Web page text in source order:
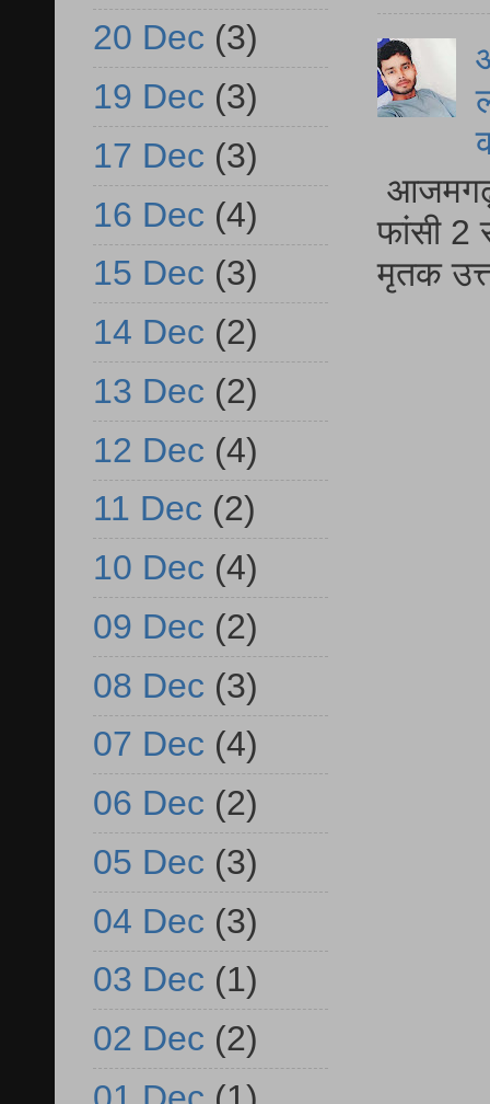
आजमगढ़
फांसी 2
मृतक
20 Dec (3)
19 Dec (3)
17 Dec (3)
16 Dec (4)
15 Dec (3)
14 Dec (2)
13 Dec (2)
12 Dec (4)
11 Dec (2)
10 Dec (4)
09 Dec (2)
08 Dec (3)
07 Dec (4)
06 Dec (2)
05 Dec (3)
04 Dec (3)
03 Dec (1)
02 Dec (2)